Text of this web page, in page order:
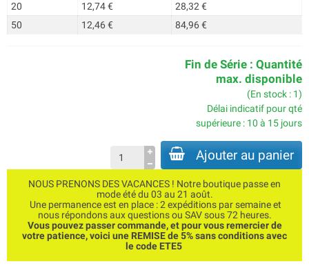
20
12,74 €
28,32 €
50
12,46 € 84,96 €
Fin de Série : Quantité
max. disponible
(En stock : 1)
Délai indicatif pour qté
supérieure : 10 à 15 jours
Ajouter au panier
NOUS PRENONS DES VACANCES ! Notre boutique passe en
mode été du 03 au 21 août.
Une permanence est en place : 2 expéditions par semaine et
nous répondons aux questions ou SAV sous 72 heures.
Vous pouvez passer commande, et pour vous remercier de
votre patience, voici une REMISE de 5% sans conditions avec
le code ETE5